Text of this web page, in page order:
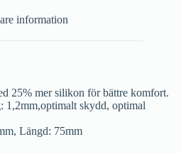
information
25% mer silikon för bättre komfort.
skydd, optimal
Längd: 75mm